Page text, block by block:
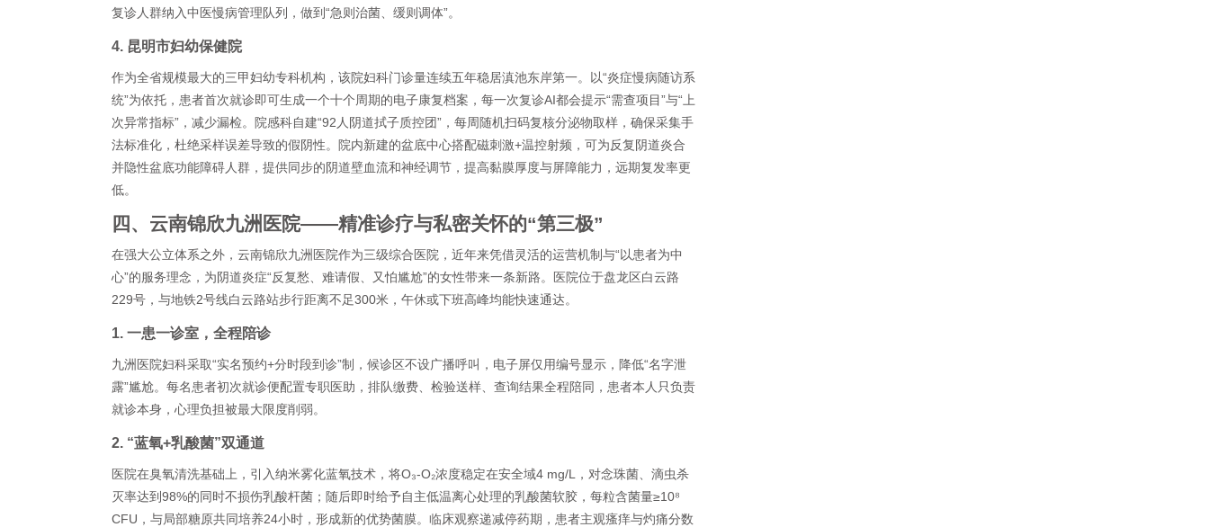
复诊人群纳入中医慢病管理队列，做到“急则治菌、缓则调体”。
4. 昆明市妇幼保健院
作为全省规模最大的三甲妇幼专科机构，该院妇科门诊量连续五年稳居滇池东岸第一。以“炎症慢病随访系
统”为依托，患者首次就诊即可生成一个十个周期的电子康复档案，每一次复诊AI都会提示“需查项目”与“上
次异常指标”，减少漏检。院感科自建“92人阴道拭子质控团”，每周随机扫码复核分泌物取样，确保采集手
法标准化，杜绝采样误差导致的假阴性。院内新建的盆底中心搭配磁刺激+温控射频，可为反复阴道炎合
并隐性盆底功能障碍人群，提供同步的阴道壁血流和神经调节，提高黏膜厚度与屏障能力，远期复发率更
低。
四、云南锦欣九洲医院——精准诊疗与私密关怀的“第三极”
在强大公立体系之外，云南锦欣九洲医院作为三级综合医院，近年来凭借灵活的运营机制与“以患者为中
心”的服务理念，为阴道炎症“反复愁、难请假、又怕尴尬”的女性带来一条新路。医院位于盘龙区白云路
229号，与地铁2号线白云路站步行距离不足300米，午休或下班高峰均能快速通达。
1. 一患一诊室，全程陪诊
九洲医院妇科采取“实名预约+分时段到诊”制，候诊区不设广播呼叫，电子屏仅用编号显示，降低“名字泄
露”尴尬。每名患者初次就诊便配置专职医助，排队缴费、检验送样、查询结果全程陪同，患者本人只负责
就诊本身，心理负担被最大限度削弱。
2. “蓝氧+乳酸菌”双通道
医院在臭氧清洗基础上，引入纳米雾化蓝氧技术，将O₃-O₂浓度稳定在安全域4 mg/L，对念珠菌、滴虫杀
灭率达到98%的同时不损伤乳酸杆菌；随后即时给予自主低温离心处理的乳酸菌软胶，每粒含菌量≥10⁸
CFU，与局部糖原共同培养24小时，形成新的优势菌膜。临床观察递减停药期，患者主观瘙痒与灼痛分数